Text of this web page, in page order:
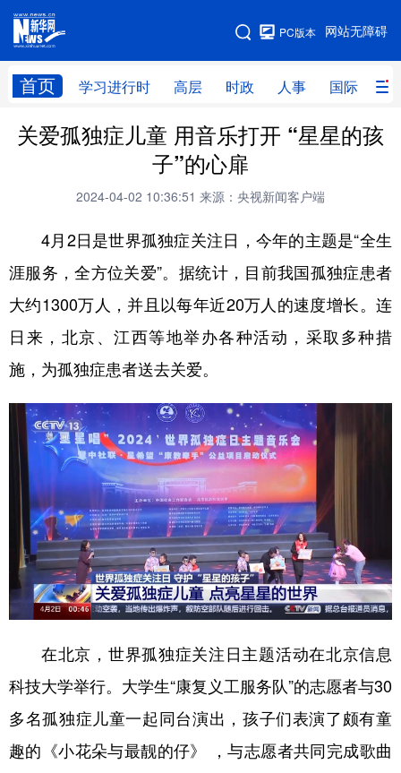
网站无障碍
PC版本
首页 学习进行时 高层 时政 人事 国际 财
网站地图
学习进行时 高层 时政 人事
财经 网评
科技 科创 量子 体育
文化 健康 军事
法律 中央文件
学术中国 乡村振兴 银龄 溯源中国
城市 旅游
彩票 娱乐 时尚 悦读
公益 一带一路 亚太网 上市公司
文化产业
地方频道
北京 天津 河北 山西
辽宁 吉林 上海 江苏
关爱孤独症儿童 用音乐打开 “星星的孩
子”的心扉
2024-04-02 10:36:51 来源：央视新闻客户端
4月2日是世界孤独症关注日，今年的主题是“全生
涯服务，全方位关爱”。据统计，目前我国孤独症患者
大约1300万人，并且以每年近20万人的速度增长。连
日来，北京、江西等地举办各种活动，采取多种措
施，为孤独症患者送去关爱。
在北京，世界孤独症关注日主题活动在北京信息
科技大学举行。大学生“康复义工服务队”的志愿者与30
多名孤独症儿童一起同台演出，孩子们表演了颇有童
趣的《小花朵与最靓的仔》 ，与志愿者共同完成歌曲